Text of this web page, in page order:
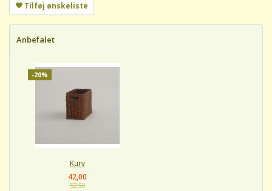
Tilføj ønskeliste
Anbefalet
-20%
Kurv
42,00
52,50